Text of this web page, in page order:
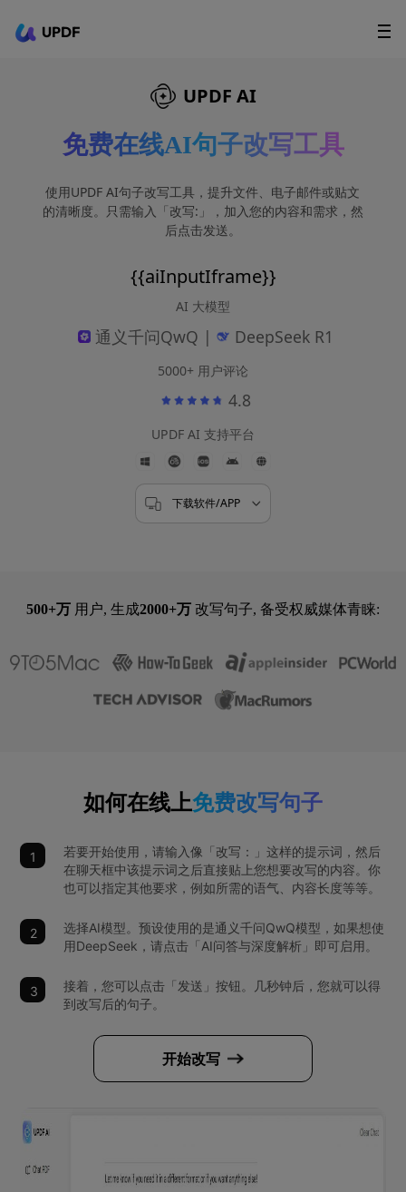
UPDF
AI Agents
升级会员
UPDF AI
免费在线AI句子改写工具
使用UPDF AI句子改写工具，提升文件、电子邮件或贴文
的清晰度。只需输入「改写:」，加入您的内容和需求，然
后点击发送。
{{aiInputIframe}}
AI 大模型
通义千问QwQ |
4.8
UPDF AI 支持平台
500+万 用户, 生成2000+万 改写句子, 备受权威媒体青睐:
如何在线上免费改写句子
若要开始使用，请输入像「改写：」这样的提示词，然后
在聊天框中该提示词之后直接贴上您想要改写的内容。你
也可以指定其他要求，例如所需的语气、内容长度等等。
选择AI模型。预设使用的是通义千问QwQ模型，如果想使
用DeepSeek，请点击「AI问答与深度解析」即可启用。
接着，您可以点击「发送」按钮。几秒钟后，您就可以得
到改写后的句子。
开始改写